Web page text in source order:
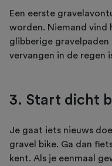
Een eerste
worden. Niemand vind
glibberige
vervangen in de regen
3. Start dicht
Je gaat iets nieuws
gravel bike. Ga dan
kent. Als je eenmaal